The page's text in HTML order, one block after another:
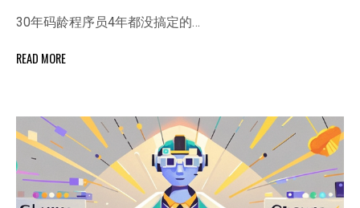
30年码龄程序员4年都没搞定的…
READ MORE